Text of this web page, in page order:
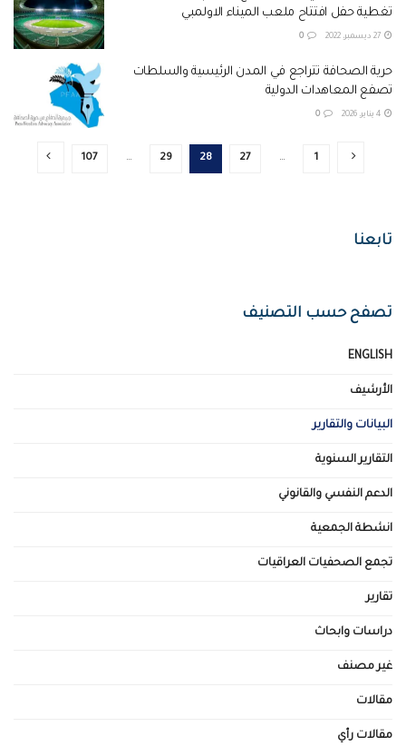
تغطية حفل افتتاح ملعب الميناء الاولمبي
حرية الصحافة تتراجع في المدن الرئيسية والسلطات
تصفع المعاهدات الدولية
1
…
27
28
29
…
107
تابعنا
تصفح حسب التصنيف
ENGLISH
الأرشيف
البيانات والتقارير
التقارير السنوية
الدعم النفسي والقانوني
انشطة الجمعية
تجمع الصحفيات العراقيات
تقارير
دراسات وابحاث
غير مصنف
مقالات
مقالات رأي